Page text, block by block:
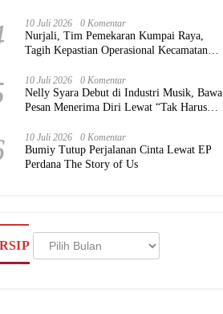
10 Juli 2026 0 Komentar
Nurjali, Tim Pemekaran Kumpai Raya,
Tagih Kepastian Operasional Kecamatan
10 Juli 2026 0 Komentar
Nelly Syara Debut di Industri Musik, Bawa
Pesan Menerima Diri Lewat “Tak Harus
10 Juli 2026 0 Komentar
Bumiy Tutup Perjalanan Cinta Lewat EP
Perdana The Story of Us
Arsip